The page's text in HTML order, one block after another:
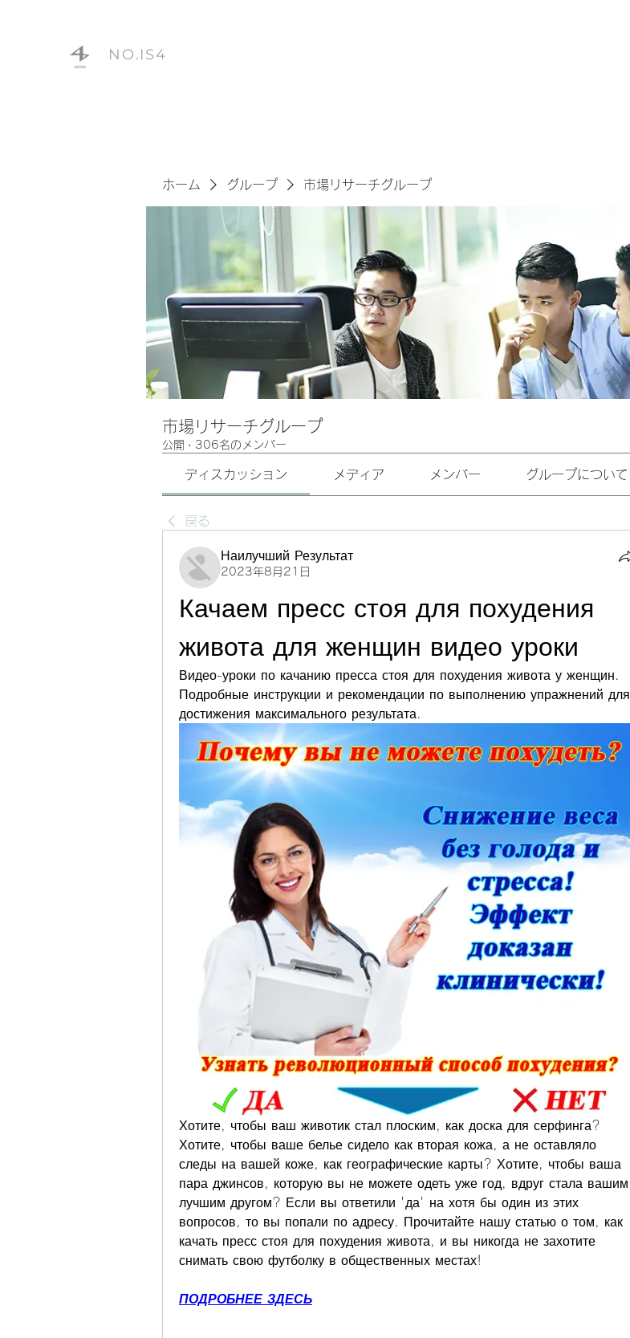
NO.IS4
ホーム グループ 市場リサーチグループ
市場リサーチグループ
公開 · 306名のメンバー
ディスカッション メディア メンバー グループについて
戻る
Наилучший Результат
2023年8月21日
Качаем пресс стоя для похудения
живота для женщин видео уроки
Видео-уроки по качанию пресса стоя для похудения живота у женщин.
Подробные инструкции и рекомендации по выполнению упражнений для
достижения максимального результата.
Хотите, чтобы ваш животик стал плоским, как доска для серфинга?
Хотите, чтобы ваше белье сидело как вторая кожа, а не оставляло
следы на вашей коже, как географические карты? Хотите, чтобы ваша
пара джинсов, которую вы не можете одеть уже год, вдруг стала вашим
лучшим другом? Если вы ответили 'да' на хотя бы один из этих
вопросов, то вы попали по адресу. Прочитайте нашу статью о том, как
качать пресс стоя для похудения живота, и вы никогда не захотите
снимать свою футболку в общественных местах!
ПОДРОБНЕЕ ЗДЕСЬ